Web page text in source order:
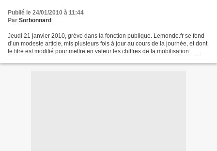
Publié le 24/01/2010 à 11:44
Par Sorbonnard
Jeudi 21 janvier 2010, grève dans la fonction publique. Lemonde.fr se fend
d’un modeste article, mis plusieurs fois à jour au cours de la journée, et dont
le titre est modifié pour mettre en valeur les chiffres de la mobilisation…